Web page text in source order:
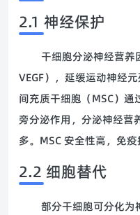
2.1 神经保护
干细胞分泌神经营养
VEGF），延缓运动神经
间充质干细胞（MSC）
旁分泌作用，分泌神经营
多。MSC 安全性高，免疫
2.2 细胞替代
部分干细胞可分化为